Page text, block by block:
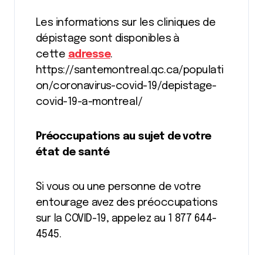
Les informations sur les cliniques de
dépistage sont disponibles à
cette adresse.
https://santemontreal.qc.ca/populati
on/coronavirus-covid-19/depistage-
covid-19-a-montreal/
Préoccupations au sujet de votre
état de santé
Si vous ou une personne de votre
entourage avez des préoccupations
sur la COVID-19, appelez au 1 877 644-
4545.